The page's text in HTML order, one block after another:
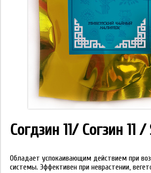
Согдзин 11/ Согзин 11 /
Обладает успокаивающим действием при
системы. Эффективен при неврастении,